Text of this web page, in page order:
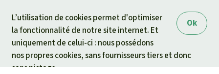
Ok
L’utilisation de cookies permet d'optimiser
la fonctionnalité de notre site internet. Et
uniquement de celui-ci : nous possédons
nos propres cookies, sans fournisseurs tiers et donc
sans pistage.